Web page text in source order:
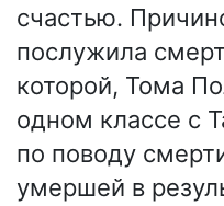
счастью.
послужила
которой, Тома
одном классе с
по поводу
умершей в